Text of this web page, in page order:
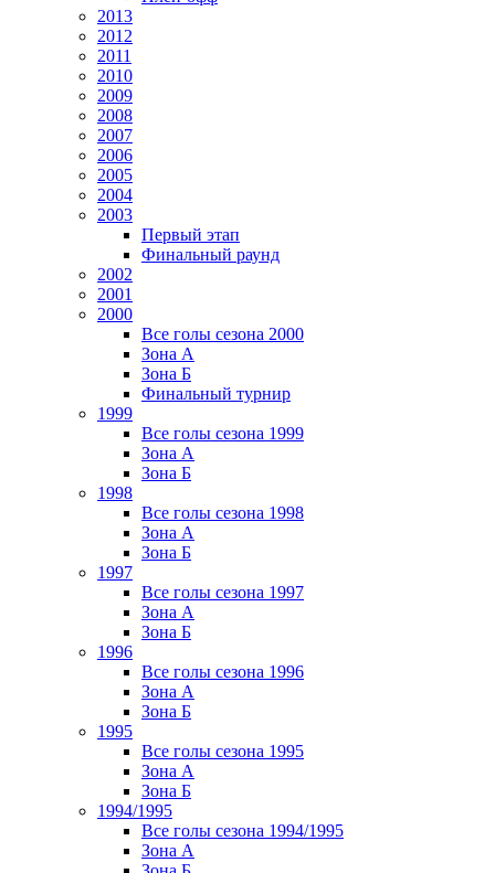
2013
2012
2011
2010
2009
2008
2007
2006
2005
2004
2003
Первый этап
Финальный раунд
2002
2001
2000
Все голы сезона 2000
Зона А
Зона Б
Финальный турнир
1999
Все голы сезона 1999
Зона А
Зона Б
1998
Все голы сезона 1998
Зона А
Зона Б
1997
Все голы сезона 1997
Зона А
Зона Б
1996
Все голы сезона 1996
Зона А
Зона Б
1995
Все голы сезона 1995
Зона А
Зона Б
1994/1995
Все голы сезона 1994/1995
Зона А